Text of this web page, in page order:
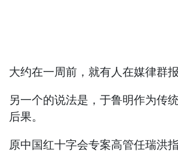
大约在一周前，就有人在媒律群
另一个的说法是，于鲁明作为传
后果。
原中国红十字会专案高管任瑞洪